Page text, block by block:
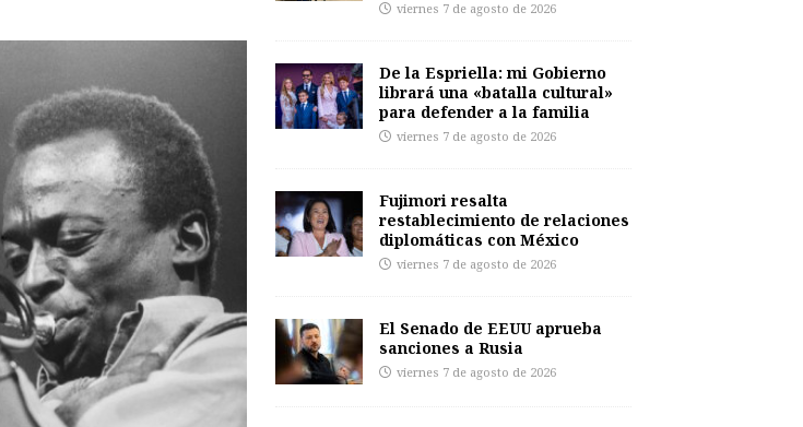
viernes 7 de agosto de 2026
De la Espriella: mi Gobierno
librará una «batalla cultural»
para defender a la familia
viernes 7 de agosto de 2026
Fujimori resalta
restablecimiento de relaciones
diplomáticas con México
viernes 7 de agosto de 2026
El Senado de EEUU aprueba
sanciones a Rusia
viernes 7 de agosto de 2026